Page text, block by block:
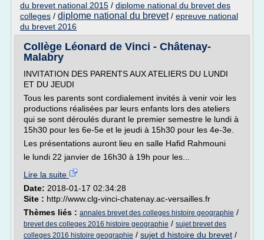
du brevet national 2015 / diplome national du brevet des
colleges / diplome national du brevet/ epreuve national
du brevet 2016
Collège Léonard de Vinci - Châtenay-
Malabry
INVITATION DES PARENTS AUX ATELIERS DU LUNDI
ET DU JEUDI
Tous les parents sont cordialement invités à venir voir les
productions réalisées par leurs enfants lors des ateliers
qui se sont déroulés durant le premier semestre le lundi à
15h30 pour les 6e-5e et le jeudi à 15h30 pour les 4e-3e.
Les présentations auront lieu en salle Hafid Rahmouni
le lundi 22 janvier de 16h30 à 19h pour les...
Lire la suite
Date: 2018-01-17 02:34:28
Site : http://www.clg-vinci-chatenay.ac-versailles.fr
Thèmes liés : annales brevet des colleges histoire geographie /
brevet des colleges 2016 histoire geographie / sujet brevet des
colleges 2016 histoire geographie / sujet d histoire du brevet /